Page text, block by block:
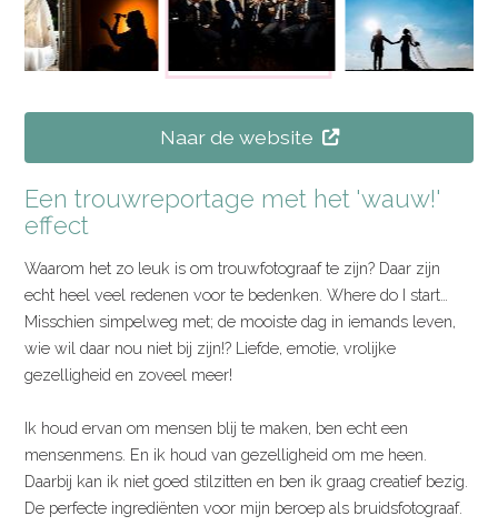
Naar de website
Een trouwreportage met het 'wauw!'
effect
Waarom het zo leuk is om trouwfotograaf te zijn? Daar zijn
echt heel veel redenen voor te bedenken. Where do I start…
Misschien simpelweg met; de mooiste dag in iemands leven,
wie wil daar nou niet bij zijn!? Liefde, emotie, vrolijke
gezelligheid en zoveel meer!
Ik houd ervan om mensen blij te maken, ben echt een
mensenmens. En ik houd van gezelligheid om me heen.
Daarbij kan ik niet goed stilzitten en ben ik graag creatief bezig.
De perfecte ingrediënten voor mijn beroep als bruidsfotograaf.